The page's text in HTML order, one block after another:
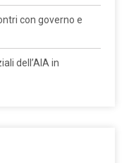
con governo e
dell’AIA in